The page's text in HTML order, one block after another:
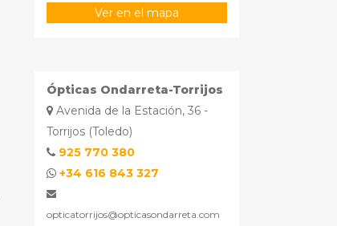
Ver en el mapa
Ópticas Ondarreta-Torrijos
Avenida de la Estación, 36 -
Torrijos (Toledo)
925 770 380
+34 616 843 327
opticatorrijos@opticasondarreta.com